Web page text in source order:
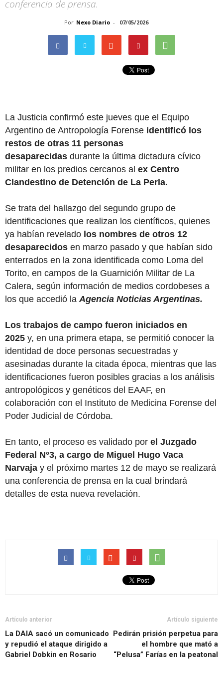
conferencia de prensa.
Por Nexo Diario - 07/05/2026
La Justicia confirmó este jueves que el Equipo
Argentino de Antropología Forense identificó los
restos de otras 11 personas
desaparecidas durante la última dictadura cívico
militar en los predios cercanos al ex Centro
Clandestino de Detención de La Perla.
Se trata del hallazgo del segundo grupo de
identificaciones que realizan los científicos, quienes
ya habían revelado los nombres de otros 12
desaparecidos en marzo pasado y que habían sido
enterrados en la zona identificada como Loma del
Torito, en campos de la Guarnición Militar de La
Calera, según información de medios cordobeses a
los que accedió la Agencia Noticias Argentinas.
Los trabajos de campo fueron iniciados en
2025 y, en una primera etapa, se permitió conocer la
identidad de doce personas secuestradas y
asesinadas durante la citada época, mientras que las
identificaciones fueron posibles gracias a los análisis
antropológicos y genéticos del EAAF, en
colaboración con el Instituto de Medicina Forense del
Poder Judicial de Córdoba.
En tanto, el proceso es validado por el Juzgado
Federal N°3, a cargo de Miguel Hugo Vaca
Narvaja y el próximo martes 12 de mayo se realizará
una conferencia de prensa en la cual brindará
detalles de esta nueva revelación.
Artículo anterior
La DAIA sacó un comunicado
y repudió el ataque dirigido a
Gabriel Dobkin en Rosario
Artículo siguiente
Pedirán prisión perpetua para
el hombre que mató a
“Pelusa” Farías en la peatonal